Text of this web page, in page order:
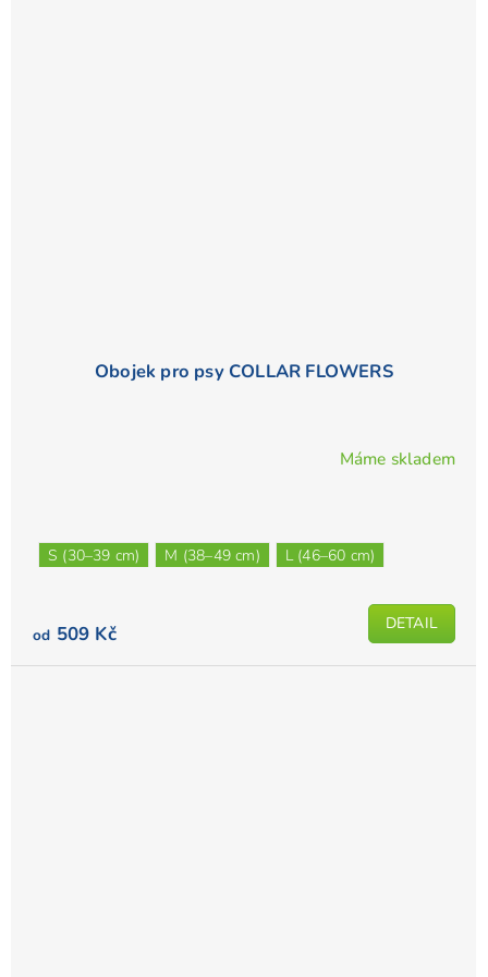
Obojek pro psy COLLAR FLOWERS
Máme skladem
od 509 Kč DETAIL
S (30–39 cm) M (38–49 cm) L (46–60 cm)